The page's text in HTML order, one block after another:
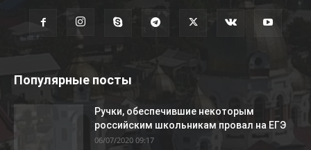
Популярные посты
Ручки, обеспечившие некоторым
российским школьникам провал на ЕГЭ
06/07/2020 09:17